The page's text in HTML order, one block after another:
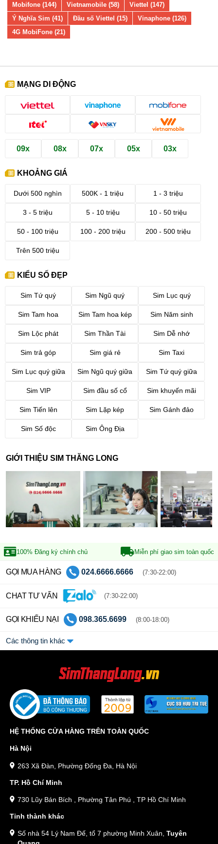
Mobifone (144)
Vietnamobile (58)
Viettel (147)
Ý Nghĩa Sim (41)
Đầu số Viettel (15)
Vinaphone (126)
4G MobiFone (21)
MẠNG DI ĐỘNG
09x 08x 07x 05x 03x
KHOẢNG GIÁ
Dưới 500 nghìn 500K - 1 triệu 1 - 3 triệu
3 - 5 triệu 5 - 10 triệu 10 - 50 triệu
50 - 100 triệu 100 - 200 triệu 200 - 500 triệu
Trên 500 triệu
KIỂU SỐ ĐẸP
Sim Tứ quý Sim Ngũ quý Sim Lục quý
Sim Tam hoa Sim Tam hoa kép Sim Năm sinh
Sim Lộc phát Sim Thần Tài Sim Dễ nhớ
Sim trả góp Sim giá rẻ Sim Taxi
Sim Lục quý giữa Sim Ngũ quý giữa Sim Tứ quý giữa
Sim VIP Sim đầu số cổ Sim khuyến mãi
Sim Tiến lên Sim Lặp kép Sim Gánh đảo
Sim Số độc Sim Ông Địa
GIỚI THIỆU SIM THĂNG LONG
100% Đăng ký chính chủ Miễn phí giao sim toàn quốc
GỌI MUA HÀNG 024.6666.6666 (7:30-22:00)
CHAT TƯ VẤN (7:30-22:00)
GỌI KHIẾU NẠI 098.365.6699 (8:00-18:00)
Các thông tin khác
HỆ THỐNG CỬA HÀNG TRÊN TOÀN QUỐC
Hà Nội
263 Xã Đàn, Phường Đống Đa, Hà Nội
TP. Hồ Chí Minh
730 Lũy Bán Bích , Phường Tân Phú , TP Hồ Chí Minh
Tỉnh thành khác
Số nhà 54 Lý Nam Đế, tổ 7 phường Minh Xuân, Tuyên